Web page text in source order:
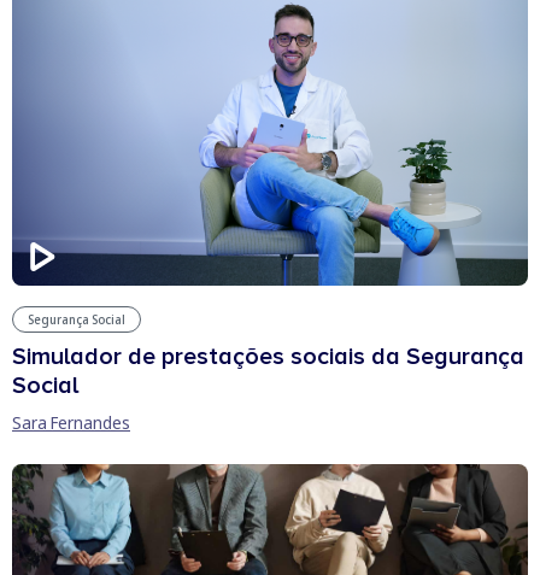
Segurança Social
Simulador de prestações sociais da Segurança
Social
Sara Fernandes